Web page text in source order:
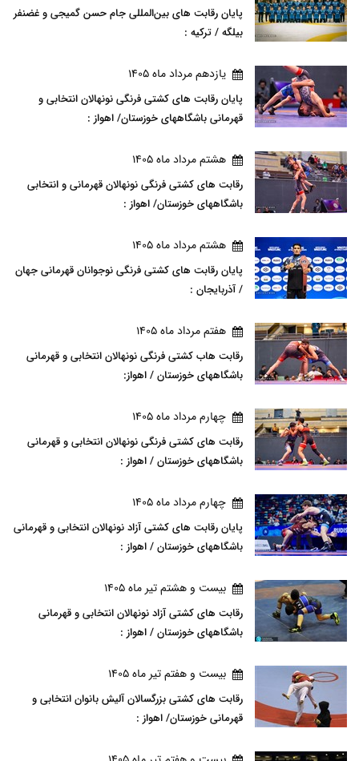
پایان رقابت های بین‌المللی جام حسن گمیجی و غضنفر
بیلگه / ترکیه :
يازدهم مرداد ماه 1405
پایان رقابت های کشتی فرنگی نونهالان انتخابی و
قهرمانی باشگاههای خوزستان/ اهواز :
هشتم مرداد ماه 1405
رقابت های کشتی فرنگی نونهالان قهرمانی و انتخابی
باشگاههای خوزستان/ اهواز :
هشتم مرداد ماه 1405
پایان رقابت های کشتی فرنگی نوجوانان قهرمانی جهان
/ آذربایجان :
هفتم مرداد ماه 1405
رقابت هاب کشتی فرنگی نونهالان انتخابی و قهرمانی
باشگاههای خوزستان / اهواز:
چهارم مرداد ماه 1405
رقابت های کشتی فرنگی نونهالان انتخابی و قهرمانی
باشگاههای خوزستان / اهواز :
چهارم مرداد ماه 1405
پایان رقابت های کشتی آزاد نونهالان انتخابی و قهرمانی
باشگاههای خوزستان / اهواز :
بيست و هشتم تير ماه 1405
رقابت های کشتی آزاد نونهالان انتخابی و قهرمانی
باشگاههای خوزستان / اهواز :
بيست و هفتم تير ماه 1405
رقابت های کشتی بزرگسالان آلیش بانوان انتخابی و
قهرمانی خوزستان/ اهواز :